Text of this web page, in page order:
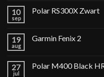
10
sep
Polar RS300X Zwart
19
aug
Garmin Fenix 2
27
jul
Polar M400 Black